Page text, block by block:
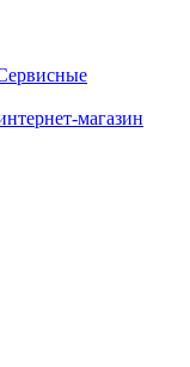
магазин